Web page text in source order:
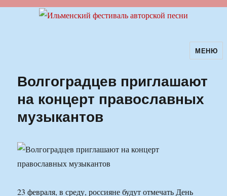
Ильменский фестиваль авторскойМЕНЮ
Волгоградцев приглашают
на концерт православных
музыкантов
23 февраля, в среду, россияне будут отмечать День